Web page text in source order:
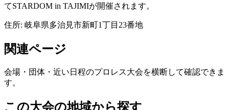
てSTARDOM in TAJIMIが開催されます。
住所: 岐阜県多治見市新町1丁目23番地
関連ページ
会場・団体・近い日程のプロレス大会を横断して確認できま
す。
この大会の地域から探す